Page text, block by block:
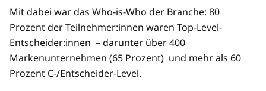
Mit dabei war das Who-is-Who der Branche: 80
Prozent der Teilnehmer:innen waren Top-Level-
Entscheider:innen – darunter über 400
Markenunternehmen (65 Prozent) und mehr als 60
Prozent C-/Entscheider-Level.